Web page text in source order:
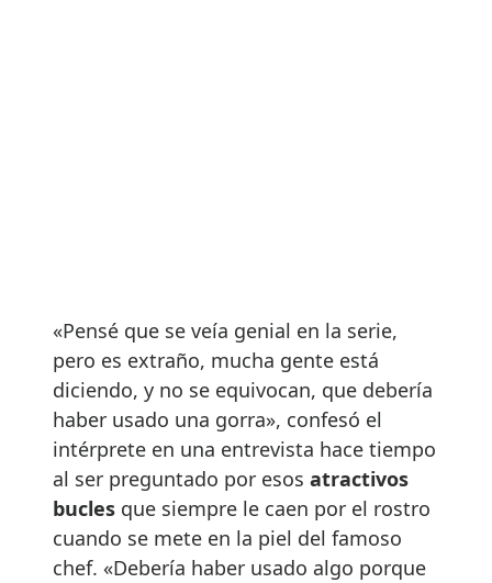
«Pensé que se veía genial en la serie,
pero es extraño, mucha gente está
diciendo, y no se equivocan, que debería
haber usado una gorra», confesó el
intérprete en una entrevista hace tiempo
al ser preguntado por esos atractivos
bucles que siempre le caen por el rostro
cuando se mete en la piel del famoso
chef. «Debería haber usado algo porque